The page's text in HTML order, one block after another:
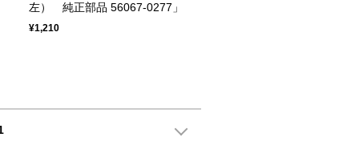
左） 純正部品 56067-0277」
¥1,210